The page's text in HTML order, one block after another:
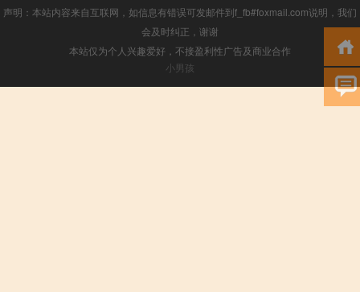
声明：本站内容来自互联网，如信息有错误可发邮件到f_fb#foxmail.com说明，我们
会及时纠正，谢谢
本站仅为个人兴趣爱好，不接盈利性广告及商业合作
小男孩